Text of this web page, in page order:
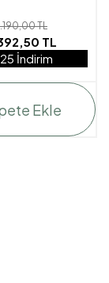
TL
TL
İndirim
Ekle